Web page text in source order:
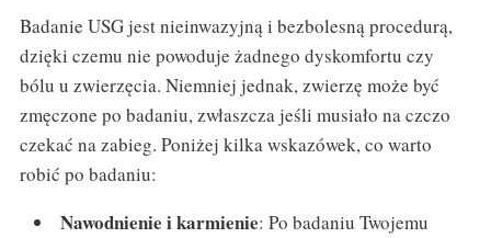
Badanie USG jest nieinwazyjną i bezbolesną procedurą,
dzięki czemu nie powoduje żadnego dyskomfortu czy
bólu u zwierzęcia. Niemniej jednak, zwierzę może być
zmęczone po badaniu, zwłaszcza jeśli musiało na czczo
czekać na zabieg. Poniżej kilka wskazówek, co warto
robić po badaniu:
Nawodnienie i karmienie: Po badaniu Twojemu